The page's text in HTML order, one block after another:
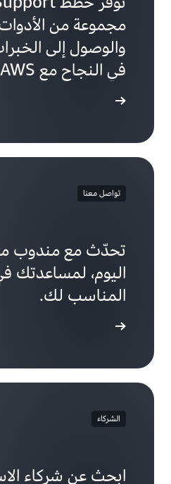
مجموعة من الأدوات
والوصول إلى
في النجاح مع AWS.
تواصل معنا
اليوم، لمساعدتك
المناسب لك.
الشركاء
ابحث عن شركاء